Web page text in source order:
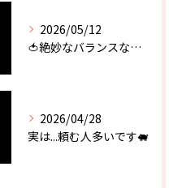
2026/05/12
🍅絶妙なバランスなのに最高な一品🥗
2026/04/28
実は...頼む人多いです🐖